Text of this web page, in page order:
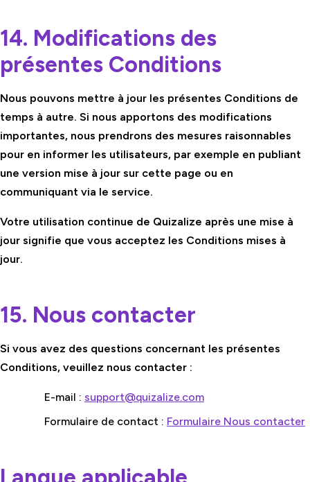
14. Modifications des
présentes Conditions
Nous pouvons mettre à jour les présentes Conditions de
temps à autre. Si nous apportons des modifications
importantes, nous prendrons des mesures raisonnables
pour en informer les utilisateurs, par exemple en publiant
une version mise à jour sur cette page ou en
communiquant via le service.
Votre utilisation continue de Quizalize après une mise à
jour signifie que vous acceptez les Conditions mises à
jour.
15. Nous contacter
Si vous avez des questions concernant les présentes
Conditions, veuillez nous contacter :
E-mail : support@quizalize.com
Formulaire de contact : Formulaire Nous contacter